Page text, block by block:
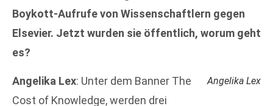
Boykott-Aufrufe von Wissenschaftlern gegen
Elsevier. Jetzt wurden sie öffentlich, worum geht
es?
Angelika Lex
Angelika Lex: Unter dem Banner The
Cost of Knowledge, werden drei